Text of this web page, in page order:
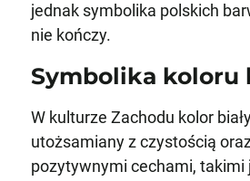
jednak symbolika polskich
nie kończy.
Symbolika koloru
W kulturze Zachodu kolor
utożsamiany z czystością
pozytywnymi cechami, takimi